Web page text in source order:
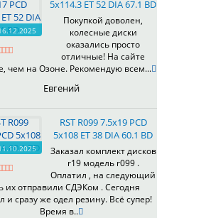
5x114.3 ET 52 DIA 67.1 BD
Покупкой доволен,
колесные диски
оказались просто
отличные! На сайте
чем на Озоне. Рекомендую всем...
Евгений
RST R099 7.5x19 PCD
5x108 ET 38 DIA 60.1 BD
Заказал комплект дисков
r19 модель r099 .
Оплатил , на следующий
их отправили СДЭКом . Сегодня
и сразу же одел резину. Всё супер!
Время в..